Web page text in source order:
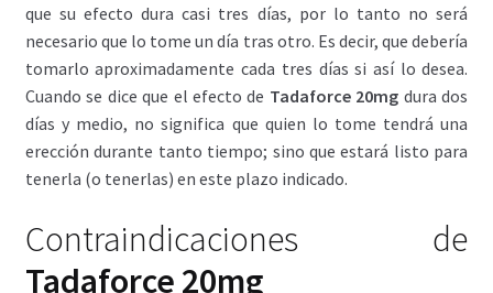
que su efecto dura casi tres días, por lo tanto no será
necesario que lo tome un día tras otro. Es decir, que debería
tomarlo aproximadamente cada tres días si así lo desea.
Cuando se dice que el efecto de Tadaforce 20mg dura dos
días y medio, no significa que quien lo tome tendrá una
erección durante tanto tiempo; sino que estará listo para
tenerla (o tenerlas) en este plazo indicado.
Contraindicaciones de
Tadaforce 20mg